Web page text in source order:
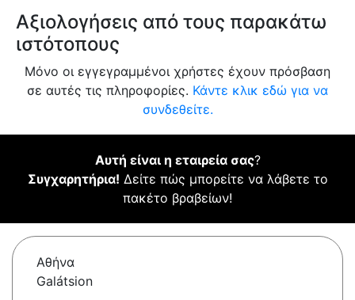
Αξιολογήσεις από τους παρακάτω
ιστότοπους
Μόνο οι εγγεγραμμένοι χρήστες έχουν πρόσβαση
σε αυτές τις πληροφορίες. Κάντε κλικ εδώ για να
συνδεθείτε.
Αυτή είναι η εταιρεία σας?
Συγχαρητήρια! Δείτε πώς μπορείτε να λάβετε το
πακέτο βραβείων!
Αθήνα
Galátsion